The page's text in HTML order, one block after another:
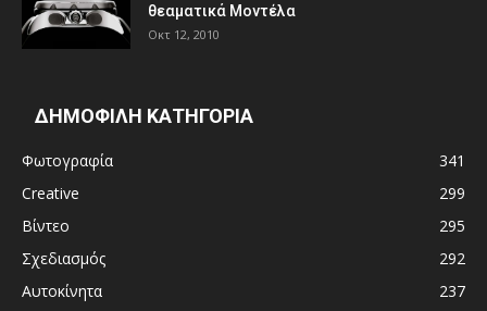
θεαματικά Μοντέλα
Οκτ 12, 2010
ΔΗΜΟΦΙΛΗ ΚΑΤΗΓΟΡΙΑ
Φωτογραφία
341
Creative
299
Βίντεο
295
Σχεδιασμός
292
Αυτοκίνητα
237